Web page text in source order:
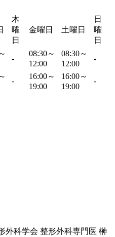
木
曜
日
金曜日 土曜日
日
曜
日
-
08:30～
12:00
08:30～
12:00
-
-
16:00～
19:00
16:00～
19:00
-
外科学会 整形外科専門医 榊